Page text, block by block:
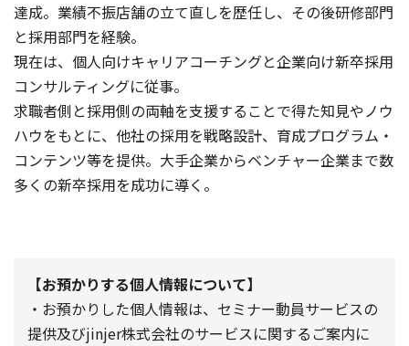
達成。業績不振店舗の立て直しを歴任し、その後研修部門
と採用部門を経験。
現在は、個人向けキャリアコーチングと企業向け新卒採用
コンサルティングに従事。
求職者側と採用側の両軸を支援することで得た知見やノウ
ハウをもとに、他社の採用を戦略設計、育成プログラム・
コンテンツ等を提供。大手企業からベンチャー企業まで数
多くの新卒採用を成功に導く。
【お預かりする個人情報について】
・お預かりした個人情報は、セミナー動員サービスの
提供及びjinjer株式会社のサービスに関するご案内に